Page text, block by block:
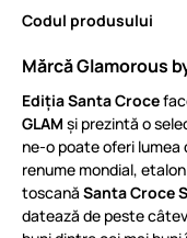
Codul produsului
Mărcă Glamorous
Ediția Santa Croce
GLAM și prezintă o
ne-o poate oferi lumea
renume mondial,
toscană Santa Croce
datează de peste